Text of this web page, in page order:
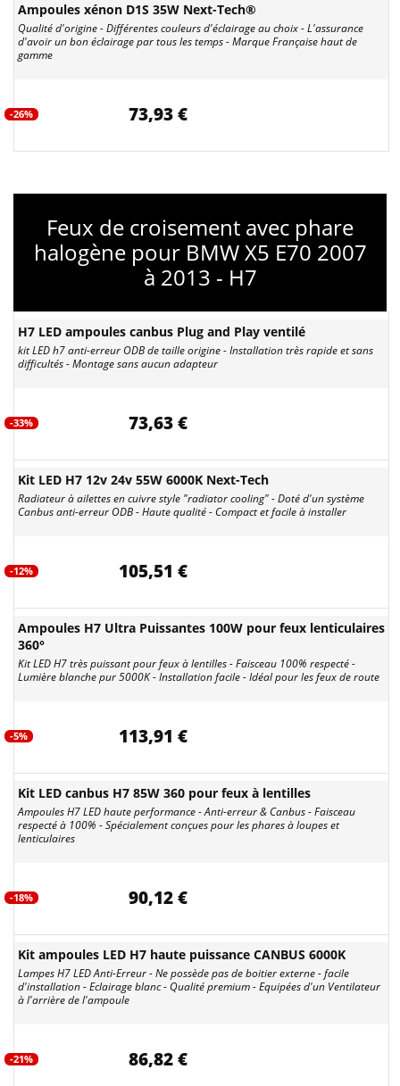
Ampoules xénon D1S 35W Next-Tech®
Qualité d'origine - Différentes couleurs d'éclairage au choix - L'assurance
d'avoir un bon éclairage par tous les temps - Marque Française haut de
gamme
-26% 73,93 €
Feux de croisement avec phare
halogène pour BMW X5 E70 2007
à 2013 - H7
H7 LED ampoules canbus Plug and Play ventilé
kit LED h7 anti-erreur ODB de taille origine - Installation très rapide et sans
difficultés - Montage sans aucun adapteur
-33% 73,63 €
Kit LED H7 12v 24v 55W 6000K Next-Tech
Radiateur à ailettes en cuivre style "radiator cooling" - Doté d'un système
Canbus anti-erreur ODB - Haute qualité - Compact et facile à installer
-12% 105,51 €
Ampoules H7 Ultra Puissantes 100W pour feux lenticulaires
360°
Kit LED H7 très puissant pour feux à lentilles - Faisceau 100% respecté -
Lumière blanche pur 5000K - Installation facile - Idéal pour les feux de route
-5% 113,91 €
Kit LED canbus H7 85W 360 pour feux à lentilles
Ampoules H7 LED haute performance - Anti-erreur & Canbus - Faisceau
respecté à 100% - Spécialement conçues pour les phares à loupes et
lenticulaires
-18% 90,12 €
Kit ampoules LED H7 haute puissance CANBUS 6000K
Lampes H7 LED Anti-Erreur - Ne possède pas de boitier externe - facile
d'installation - Eclairage blanc - Qualité premium - Equipées d'un Ventilateur
à l'arrière de l'ampoule
-21% 86,82 €